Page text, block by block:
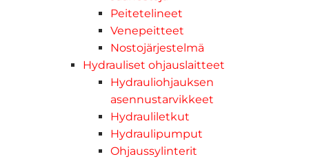
Peitetelineet
Venepeitteet
Nostojärjestelmä
Hydrauliset ohjauslaitteet
Hydrauliohjauksen
asennustarvikkeet
Hydrauliletkut
Hydraulipumput
Ohjaussylinterit